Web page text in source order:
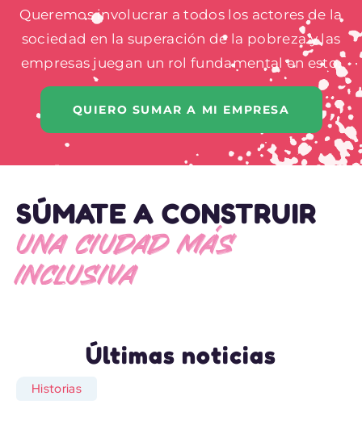
Queremos involucrar a todos los actores de la
sociedad en la superación de la pobreza y las
empresas juegan un rol fundamental en esto.
QUIERO SUMAR A MI EMPRESA
SÚMATE A CONSTRUIR
UNA CIUDAD MÁS
INCLUSIVA
Últimas noticias
Historias